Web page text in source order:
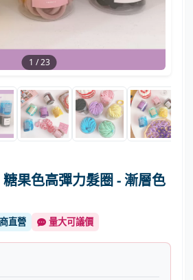
1 /23
糖果色高彈力髮圈 - 漸層色
直營 量大可議價